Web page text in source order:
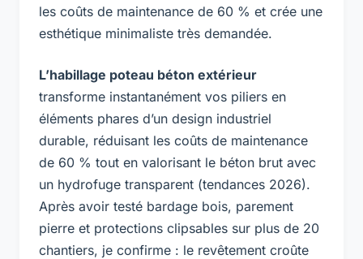
les coûts de maintenance de 60 % et crée une
esthétique minimaliste très demandée.
L’habillage poteau béton extérieur
transforme instantanément vos piliers en
éléments phares d’un design industriel
durable, réduisant les coûts de maintenance
de 60 % tout en valorisant le béton brut avec
un hydrofuge transparent (tendances 2026).
Après avoir testé bardage bois, parement
pierre et protections clipsables sur plus de 20
chantiers, je confirme : le revêtement croûte